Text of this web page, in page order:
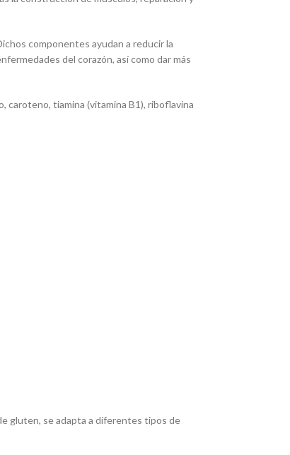
componentes ayudan a reducir la
del corazón, así como dar más
caroteno, tiamina (vitamina B1), riboflavina
gluten, se adapta a diferentes tipos de